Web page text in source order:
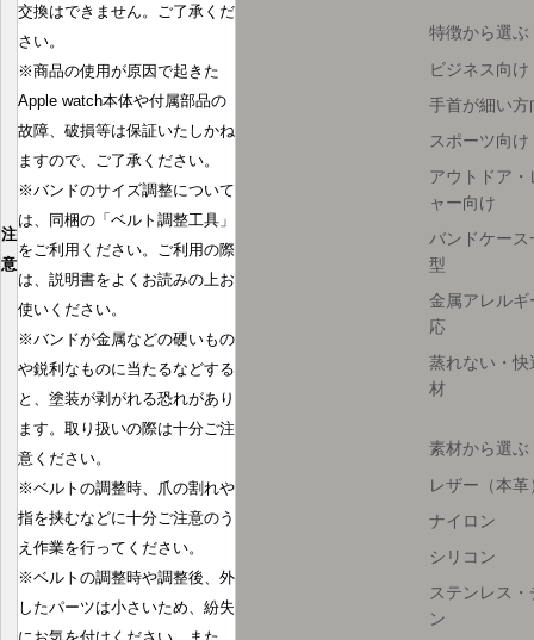
特徴から選ぶ
ビジネス向け
手首が細い方
スポーツ向け
アウトドア・
ャー向け
バンドケース
型
金属アレルギ
応
蒸れない・快
材
素材から選ぶ
レザー（本革
ナイロン
シリコン
ステンレス・
ン
注
意
交換はできません。ご了承くだ
さい。
※商品の使用が原因で起きた
Apple watch本体や付属部品の
故障、破損等は保証いたしかね
ますので、ご了承ください。
※バンドのサイズ調整について
は、同梱の「ベルト調整工具」
をご利用ください。ご利用の際
は、説明書をよくお読みの上お
使いください。
※バンドが金属などの硬いもの
や鋭利なものに当たるなどする
と、塗装が剥がれる恐れがあり
ます。取り扱いの際は十分ご注
意ください。
※ベルトの調整時、爪の割れや
指を挟むなどに十分ご注意のう
え作業を行ってください。
※ベルトの調整時や調整後、外
したパーツは小さいため、紛失